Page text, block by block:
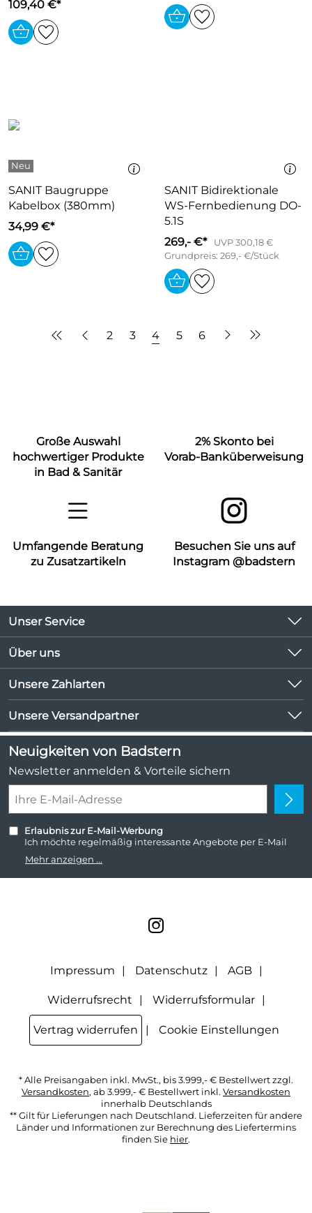
109,40 €*
SANIT Baugruppe
Kabelbox (380mm)
34,99 €*
SANIT Bidirektionale
WS-Fernbedienung DO-
5.1S
269,- €*
UVP 300,18 €
Grundpreis: 269,- €/Stück
2 3 4 5 6
Große Auswahl
hochwertiger Produkte
in Bad & Sanitär
2% Skonto bei
Vorab-Banküberweisung
Umfangende Beratung
zu Zusatzartikeln
Besuchen Sie uns auf
Instagram @badstern
Unser Service
Kontakt
Kundeninformationen
Newsletter
Lieferbedingungen
Kundenlogin
Über uns
Unsere Bestseller
Marken
Neu
Angebote
Kundenbewertungen (1.047)
4,9/5*****
Unsere Zahlarten
Unsere Versandpartner
Neuigkeiten von Badstern
Newsletter anmelden & Vorteile sichern
Erlaubnis zur E-Mail-Werbung
Ich möchte regelmäßig interessante Angebote per E-Mail
Unternehmen weitergegeben. Zu statistischen Zwecken wird
Wirkung für die Zukunft widerrufen, indem ich den Link
"Abmelden" am Ende des Newsletters anklicke oder die
Option Newsletter im Mitgliederbereich deaktiviere. Die
Mehr anzeigen ...
Impressum Datenschutz AGB
Widerrufsrecht Widerrufsformular
Vertrag widerrufen Cookie Einstellungen
* Alle Preisangaben inkl. MwSt., bis 3.999,- € Bestellwert zzgl.
Versandkosten, ab 3.999,- € Bestellwert inkl. Versandkosten
innerhalb Deutschlands
** Gilt für Lieferungen nach Deutschland. Lieferzeiten für andere
Länder und Informationen zur Berechnung des Liefertermins
finden Sie hier.